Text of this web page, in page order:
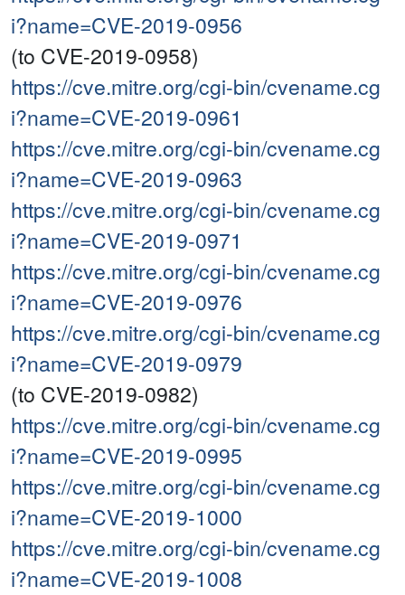
i?name=CVE-2019-0956
(to CVE-2019-0958)
https://cve.mitre.org/cgi-bin/cvename.cg
i?name=CVE-2019-0961
https://cve.mitre.org/cgi-bin/cvename.cg
i?name=CVE-2019-0963
https://cve.mitre.org/cgi-bin/cvename.cg
i?name=CVE-2019-0971
https://cve.mitre.org/cgi-bin/cvename.cg
i?name=CVE-2019-0976
https://cve.mitre.org/cgi-bin/cvename.cg
i?name=CVE-2019-0979
(to CVE-2019-0982)
https://cve.mitre.org/cgi-bin/cvename.cg
i?name=CVE-2019-0995
https://cve.mitre.org/cgi-bin/cvename.cg
i?name=CVE-2019-1000
https://cve.mitre.org/cgi-bin/cvename.cg
i?name=CVE-2019-1008